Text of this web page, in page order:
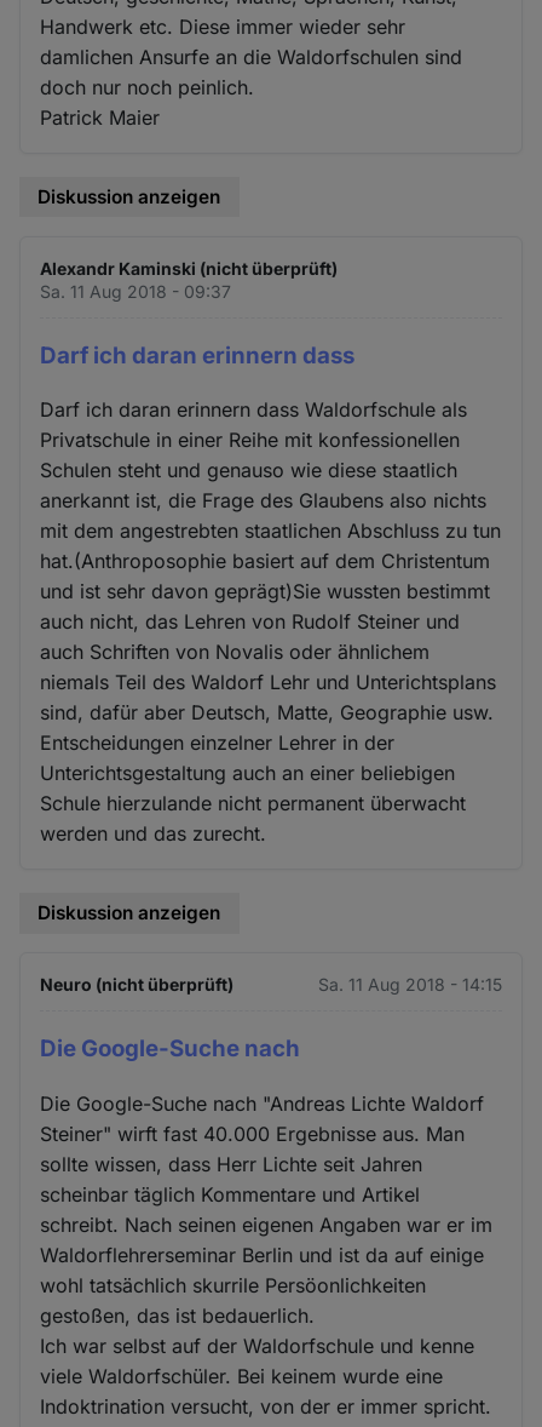
Handwerk etc. Diese immer wieder sehr
damlichen Ansurfe an die Waldorfschulen sind
doch nur noch peinlich.
Patrick Maier
Diskussion anzeigen
Alexandr Kaminski (nicht überprüft)
Sa. 11 Aug 2018 - 09:37
Darf ich daran erinnern dass
Darf ich daran erinnern dass Waldorfschule als
Privatschule in einer Reihe mit konfessionellen
Schulen steht und genauso wie diese staatlich
anerkannt ist, die Frage des Glaubens also nichts
mit dem angestrebten staatlichen Abschluss zu tun
hat.(Anthroposophie basiert auf dem Christentum
und ist sehr davon geprägt)Sie wussten bestimmt
auch nicht, das Lehren von Rudolf Steiner und
auch Schriften von Novalis oder ähnlichem
niemals Teil des Waldorf Lehr und Unterichtsplans
sind, dafür aber Deutsch, Matte, Geographie usw.
Entscheidungen einzelner Lehrer in der
Unterichtsgestaltung auch an einer beliebigen
Schule hierzulande nicht permanent überwacht
werden und das zurecht.
Diskussion anzeigen
Neuro (nicht überprüft) Sa. 11 Aug 2018 - 14:15
Die Google-Suche nach
Die Google-Suche nach "Andreas Lichte Waldorf
Steiner" wirft fast 40.000 Ergebnisse aus. Man
sollte wissen, dass Herr Lichte seit Jahren
scheinbar täglich Kommentare und Artikel
schreibt. Nach seinen eigenen Angaben war er im
Waldorflehrerseminar Berlin und ist da auf einige
wohl tatsächlich skurrile Persöonlichkeiten
gestoßen, das ist bedauerlich.
Ich war selbst auf der Waldorfschule und kenne
viele Waldorfschüler. Bei keinem wurde eine
Indoktrination versucht, von der er immer spricht.